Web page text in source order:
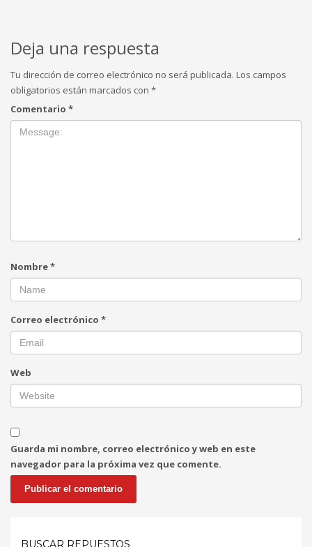
Deja una respuesta
Tu dirección de correo electrónico no será publicada. Los campos
obligatorios están marcados con *
Comentario *
Nombre*
Correo electrónico *
Web
Guarda mi nombre, correo electrónico y web en este
navegador para la próxima vez que comente.
BUSCAR REPUESTOS